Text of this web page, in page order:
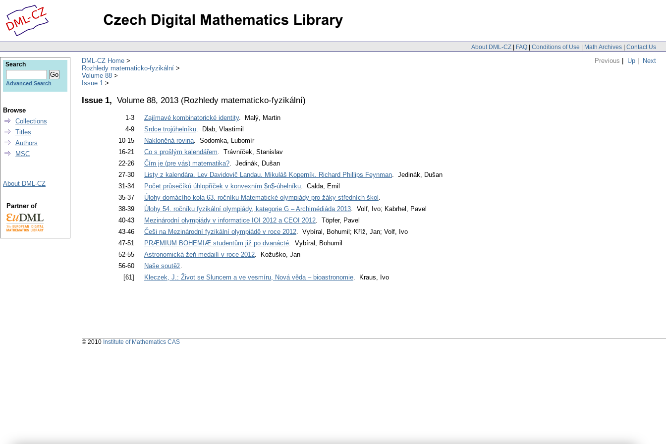
About DML-CZ | FAQ | Conditions of Use | Math Archives | Contact Us
Previous | Up | Next
DML-CZ Home
Rozhledy matematicko-fyzikální
Volume 88
Issue 1
Issue 1, Volume 88, 2013 (Rozhledy matematicko-fyzikální)
1-3 Zajímavé kombinatorické identity. Malý, Martin
4-9
Srdce trojúhelníku. Dlab, Vlastimil
10-15
Nakloněná rovina. Sodomka, Lubomír
16-21
Co s prošlým kalendářem. Trávníček, Stanislav
22-26
Čím je (pre vás) matematika?. Jedinák, Dušan
27-30
Listy z kalendára. Lev Davidovič Landau. Mikuláš Koperník. Richard Phillips Feynman. Jedinák, Dušan
31-34
Počet průsečíků úhlopříček v konvexním $n$-úhelníku. Calda, Emil
35-37
Úlohy domácího kola 63. ročníku Matematické olympiády pro žáky středních škol .
38-39
Úlohy 54. ročníku fyzikální olympiády, kategorie G – Archimédiáda 2013. Volf, Ivo; Kabrhel, Pavel
40-43
Mezinárodní olympiády v informatice IOI 2012 a CEOI 2012. Töpfer, Pavel
43-46
Češi na Mezinárodní fyzikální olympiádě v roce 2012. Vybíral, Bohumil; Kříž, Jan; Volf, Ivo
47-51
PRÆMIUM BOHEMIÆ studentům již po dvanácté. Vybíral, Bohumil
52-55
Astronomická žeň medailí v roce 2012. Kožuško, Jan
56-60
Naše soutěž.
[61]
Kleczek, J.: Život se Sluncem a ve vesmíru, Nová věda – bioastronomie. Kraus, Ivo
Search
Advanced Search
Browse
Collections
Titles
Authors
MSC
About DML-CZ
Partner of
© 2010 Institute of Mathematics CAS